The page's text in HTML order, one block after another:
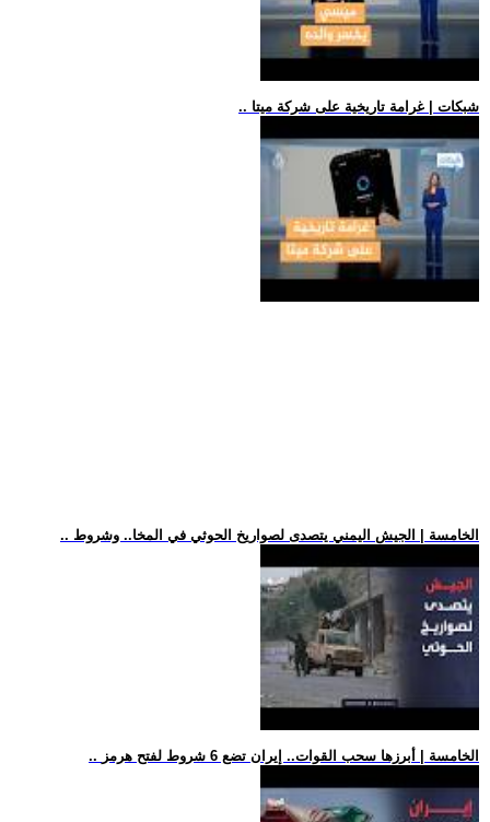
.. شبكات | غرامة تاريخية على شركة ميتا
.. الخامسة | الجيش اليمني يتصدى لصواريخ الحوثي في المخا.. وشروط
.. الخامسة | أبرزها سحب القوات.. إيران تضع 6 شروط لفتح هرمز